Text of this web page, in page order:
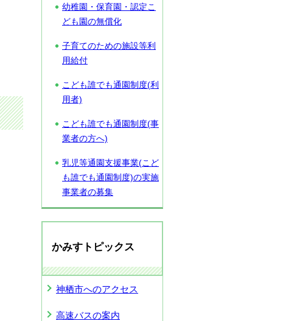
幼稚園・保育園・認定こ
ども園の無償化
子育てのための施設等利
用給付
こども誰でも通園制度(利
用者)
こども誰でも通園制度(事
業者の方へ)
乳児等通園支援事業(こど
も誰でも通園制度)の実施
事業者の募集
かみすトピックス
神栖市へのアクセス
高速バスの案内